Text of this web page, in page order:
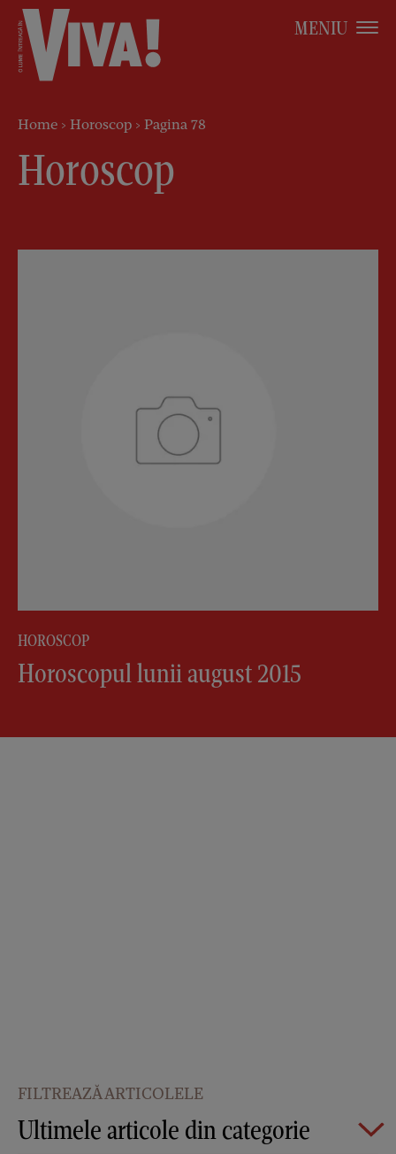
MENIU
Home > Horoscop > Pagina 78
Horoscop
HOROSCOP
Horoscopul lunii august 2015
FILTREAZĂ ARTICOLELE
Ultimele articole din categorie